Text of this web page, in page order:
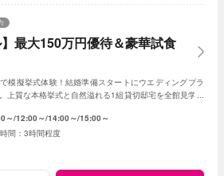
】最大150万円優待＆豪華試食
模擬挙式体験！結婚準備スタートにウエディングプラ
上質な本格挙式と自然溢れる1組貸切邸宅を全館見学ツ
～ 12:00～ 14:00～ 15:00～
3時間程度